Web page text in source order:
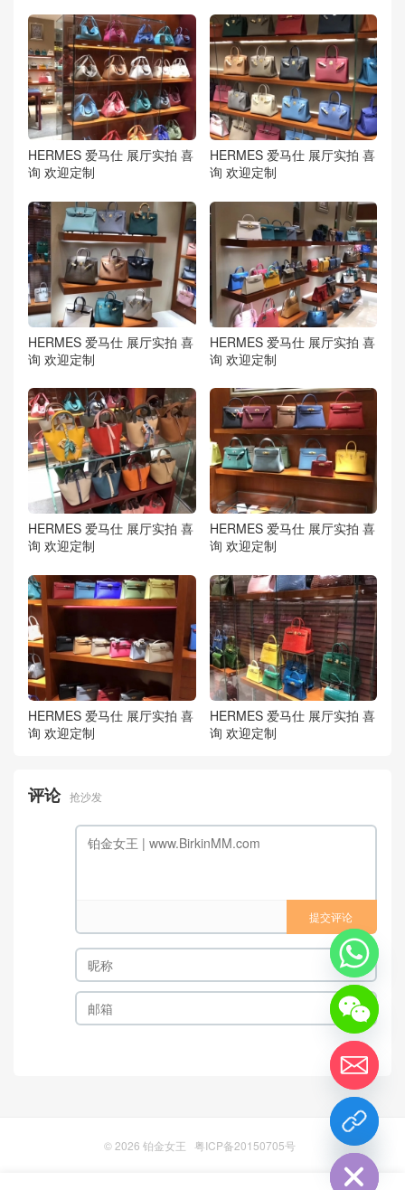
HERMES 爱马仕 展厅实拍 喜
询 欢迎定制
HERMES 爱马仕 展厅实拍 喜
询 欢迎定制
HERMES 爱马仕 展厅实拍 喜
询 欢迎定制
HERMES 爱马仕 展厅实拍 喜
询 欢迎定制
HERMES 爱马仕 展厅实拍 喜
询 欢迎定制
HERMES 爱马仕 展厅实拍 喜
询 欢迎定制
HERMES 爱马仕 展厅实拍 喜
询 欢迎定制
HERMES 爱马仕 展厅实拍 喜
询 欢迎定制
评论 抢沙发
提交评论
© 2026 铂金女王 粤ICP备20150705号 Hide
chaty